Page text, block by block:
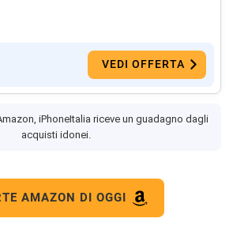
VEDI OFFERTA
iPhoneItalia riceve un guadagno dagli
acquisti idonei.
AMAZON DI OGGI